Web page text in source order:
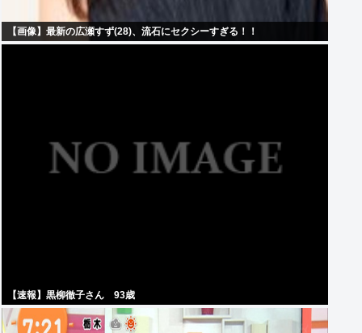
【画像】最新の広瀬すず(28)、流石にセクシーすぎる！！
【速報】黒柳徹子さん 93歳